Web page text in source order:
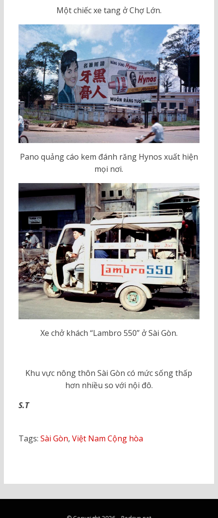
Một chiếc xe tang ở Chợ Lớn.
Pano quảng cáo kem đánh răng Hynos xuất hiện
mọi nơi.
Xe chở khách “Lambro 550” ở Sài Gòn.
Khu vực nông thôn Sài Gòn có mức sống thấp
hơn nhiều so với nội đô.
S.T
Tags: Sài Gòn, Việt Nam Cộng hòa